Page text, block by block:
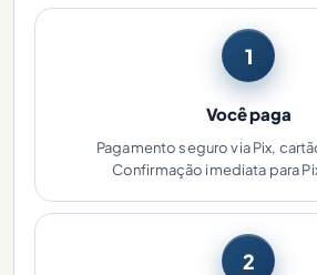
1
Você paga
Pagamento seguro via Pix,
Confirmação imediata para
2